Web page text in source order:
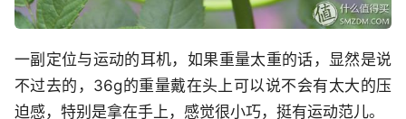
一副定位与运动的耳机，如果重量太重的话，显然是说
不过去的，36g的重量戴在头上可以说不会有太大的压
迫感，特别是拿在手上，感觉很小巧，挺有运动范儿。